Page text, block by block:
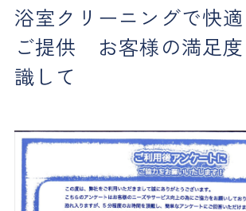
浴室クリーニングで快
ご提供 お客様の満足
識して